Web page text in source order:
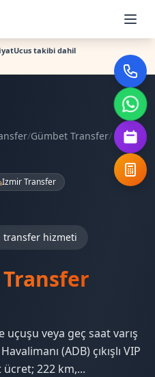
Ucus takibi dahil
/Gümbet Transfer/
Izmir Transfer
transfer hizmeti
veya geç saat varış
(ADB) çıkışlı VIP
222 km,...